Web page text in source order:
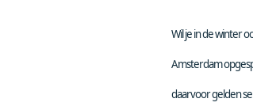
Wil je in de winter
Amsterdam
daarvoor gelden